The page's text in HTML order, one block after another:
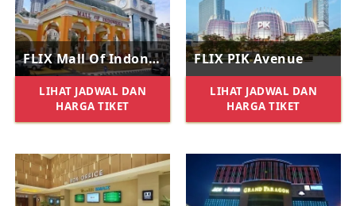
FLIX Mall Of Indonesia
LIHAT JADWAL DAN
HARGA TIKET
FLIX PIK Avenue
LIHAT JADWAL DAN
HARGA TIKET